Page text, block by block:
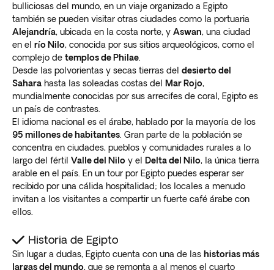
bulliciosas del mundo, en un viaje organizado a Egipto
también se pueden visitar otras ciudades como la portuaria
Alejandría, ubicada en la costa norte, y Aswan, una ciudad
en el río Nilo, conocida por sus sitios arqueológicos, como el
complejo de templos de Philae
Desde las polvorientas y secas tierras del desierto del
Sahara hasta las soleadas costas del Mar Rojo,
mundialmente conocidas por sus arrecifes de coral, Egipto es
un país de contrastes.
El idioma nacional es el árabe, hablado por la mayoría de los
95 millones de habitantes . Gran parte de la población se
concentra en ciudades, pueblos y comunidades rurales a lo
largo del fértil Valle del Nilo y el Delta del Nilo, la única tierra
arable en el país. En un tour por Egipto puedes esperar ser
recibido por una cálida hospitalidad; los locales a menudo
invitan a los visitantes a compartir un fuerte café árabe con
ellos.
Historia de Egipto
Sin lugar a dudas, Egipto cuenta con una de las historias más
largas del mundo, que se remonta a al menos el cuarto